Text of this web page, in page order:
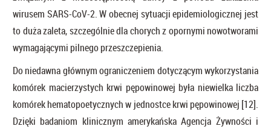
wirusem SARS-CoV-2. W obecnej sytuacji epidemiologicznej jest
to duża zaleta, szczególnie dla chorych z opornymi nowotworami
wymagającymi pilnego przeszczepienia.
Do niedawna głównym ograniczeniem dotyczącym wykorzystania
komórek macierzystych krwi pępowinowej była niewielka liczba
komórek hematopoetycznych w jednostce krwi pępowinowej [12].
Dzięki badaniom klinicznym amerykańska Agencja Żywności i